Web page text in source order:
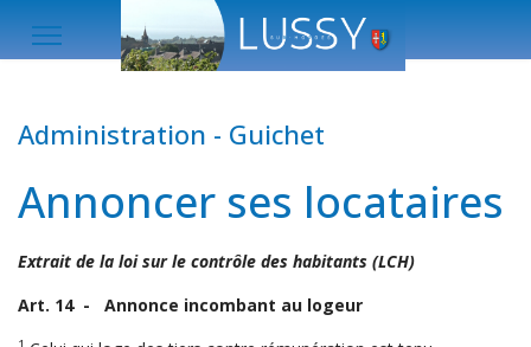
Administration - Guichet
Annoncer ses locataires
Extrait de la loi sur le contrôle des habitants (LCH)
Art. 14 - Annonce incombant au logeur